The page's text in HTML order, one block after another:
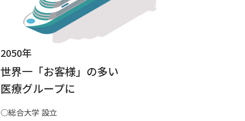
2050年
世界一「お客様」の多い
医療グループに
○総合大学 設立